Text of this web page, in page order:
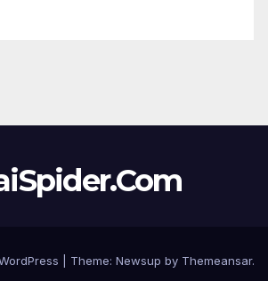
Theme: Newsup by Themeansar.